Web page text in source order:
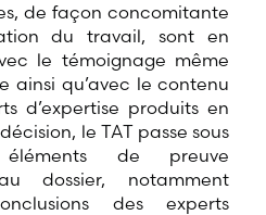
de façon concomitante
du travail, sont en
le témoignage même
ainsi qu’avec le contenu
d’expertise produits en
le TAT passe sous
de preuve
dossier, notamment
des experts